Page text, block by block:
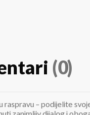
(0)
raspravu – podijelite